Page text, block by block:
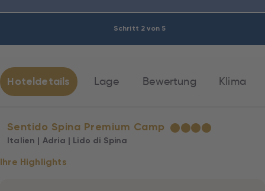
Schritt 2 von 5
Hoteldetails Lage Bewertung Klima
Sentido Spina Premium Camp ★★★★
Italien | Adria | Lido di Spina
Ihre Highlights